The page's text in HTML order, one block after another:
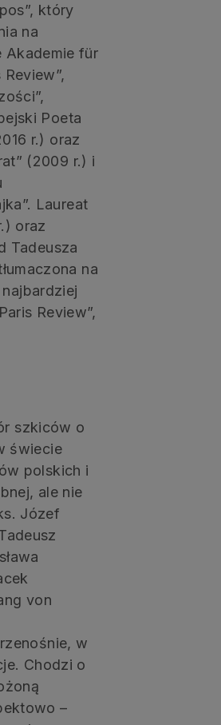
który
na
Akademie für
Poeta
r.) oraz
(2009 r.) i
Laureat
oraz
Tadeusza
na
Review”,
szkiców o
świecie
polskich i
ale nie
Józef
von
w
Chodzi o
–